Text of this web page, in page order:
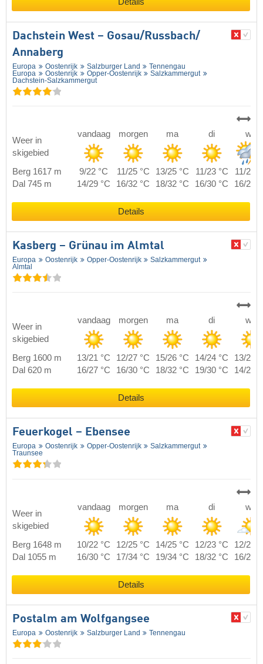
Dachstein West – Gosau/​Russbach/​
Annaberg
Europa Oostenrijk Salzburger Land
Tennengau
Europa
Oostenrijk Opper-Oostenrijk
Salzkammergut
Dachstein-Salzkammergut
Weer in
skigebied
vandaag morgen ma di wo
Berg 1617 m 9/22 °C 11/25 °C 13/25 °C 11/23 °C
11/20
Dal 745 m
14/29 °C 16/32 °C 18/32 °C 16/30 °C 16/27
Details
Kasberg – Grünau im Almtal
Europa Oostenrijk Opper-Oostenrijk
Salzkammergut
Almtal
Weer in
skigebied
vandaag morgen ma di wo
Berg 1600 m 13/21 °C 12/27 °C 15/26 °C 14/24 °C
13/20
Dal 620 m
16/27 °C 16/30 °C 18/32 °C 19/30 °C 14/26
Details
Feuerkogel – Ebensee
Europa Oostenrijk Opper-Oostenrijk
Salzkammergut
Traunsee
Weer in
skigebied
vandaag morgen ma di wo
Berg 1648 m 10/22 °C 12/25 °C 14/25 °C 12/23 °C
12/20
Dal 1055 m
16/30 °C 17/34 °C 19/34 °C 18/32 °C 16/28
Details
Postalm am Wolfgangsee
Europa Oostenrijk Salzburger Land Tennengau